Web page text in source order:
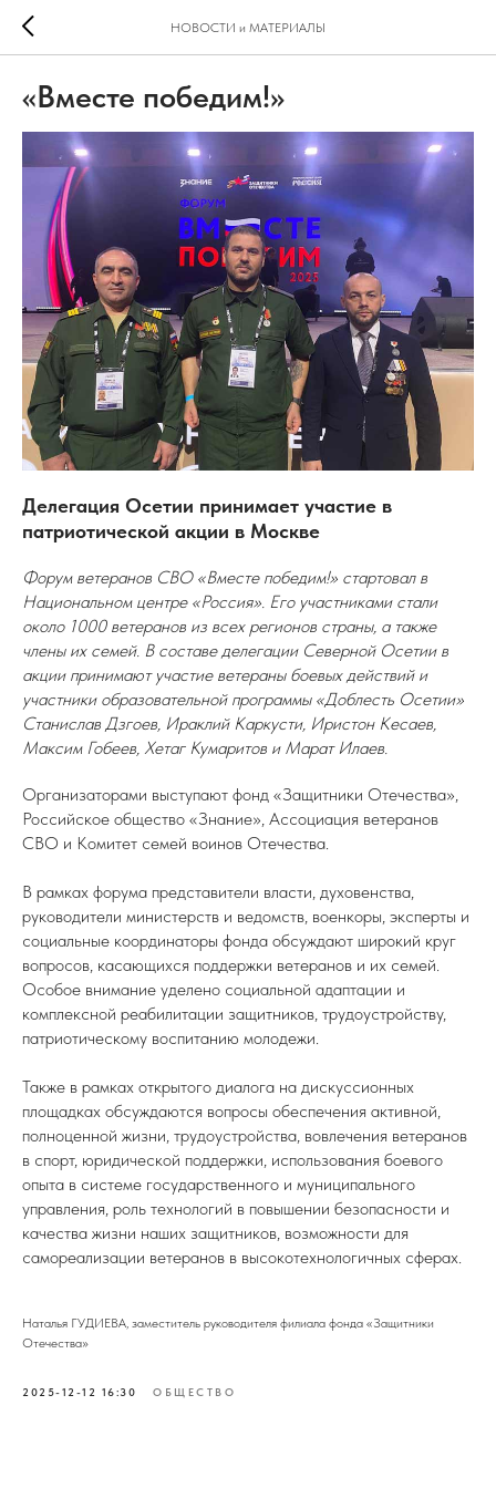
НОВОСТИ и МАТЕРИАЛЫ
«Вместе победим!»
Делегация Осетии принимает участие в
патриотической акции в Москве
Форум ветеранов СВО «Вместе победим!» стартовал в
Национальном центре «Россия». Его участниками стали
около 1000 ветеранов из всех регионов страны, а также
члены их семей. В составе делегации Северной Осетии в
акции принимают участие ветераны боевых действий и
участники образовательной программы «Доблесть Осетии»
Станислав Дзгоев, Ираклий Каркусти, Иристон Кесаев,
Максим Гобеев, Хетаг Кумаритов и Марат Илаев.
Организаторами выступают фонд «Защитники Отечества»,
Российское общество «Знание», Ассоциация ветеранов
СВО и Комитет семей воинов Отечества.
В рамках форума представители власти, духовенства,
руководители министерств и ведомств, военкоры, эксперты и
социальные координаторы фонда обсуждают широкий круг
вопросов, касающихся поддержки ветеранов и их семей.
Особое внимание уделено социальной адаптации и
комплексной реабилитации защитников, трудоустройству,
патриотическому воспитанию молодежи.
Также в рамках открытого диалога на дискуссионных
площадках обсуждаются вопросы обеспечения активной,
полноценной жизни, трудоустройства, вовлечения ветеранов
в спорт, юридической поддержки, использования боевого
опыта в системе государственного и муниципального
управления, роль технологий в повышении безопасности и
качества жизни наших защитников, возможности для
самореализации ветеранов в высокотехнологичных сферах.
Наталья ГУДИЕВА, заместитель руководителя филиала фонда «Защитники
Отечества»
2025-12-12 16:30 ОБЩЕСТВО